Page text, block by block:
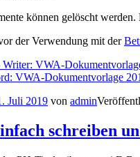
können gelöscht
der Verwendung mit der
VWA-
VWA-Dokumentvorlage
Juli 2019 von admin
schreiben